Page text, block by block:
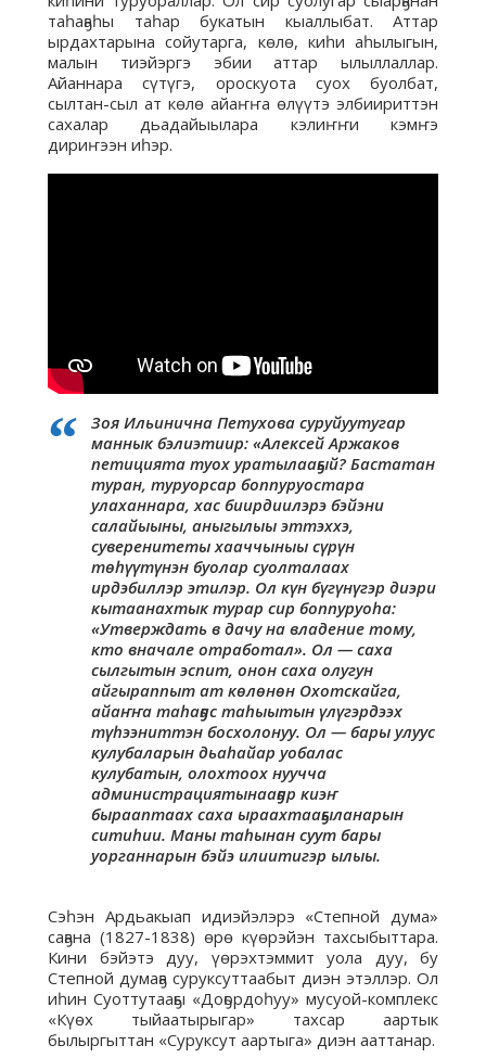
таһаҕаһы таһар букатын кыаллыбат. Аттар
ырдахтарына сойутарга, көлө, киһи аһылыгын,
малын тиэйэргэ эбии аттар ылыллаллар.
Айаннара сүтүгэ, ороскуота суох буолбат,
сылтан-сыл ат көлө айаҥҥа өлүүтэ элбиириттэн
сахалар дьадайыылара кэлиҥҥи кэмҥэ
дириҥээн иһэр.
Зоя Ильинична Петухова суруйуутугар
маннык бэлиэтиир: «Алексей Аржаков
петицията туох уратылааҕый? Бастатан
туран, туруорсар боппуруостара
улаханнара, хас биирдиилэрэ бэйэни
салайыыны, аныгылыы эттэххэ,
суверенитеты хааччыныы сүрүн
төһүүтүнэн буолар суолталаах
ирдэбиллэр этилэр. Ол күн бүгүнүгэр диэри
кытаанахтык турар сир боппуруоһа:
«Утверждать в дачу на владение тому,
кто вначале отработал». Ол — саха
сылгытын эспит, онон саха олугун
айгыраппыт ат көлөнөн Охотскайга,
айаҥҥа таһаҕас таһыытын үлүгэрдээх
түһээниттэн босхолонуу. Ол — бары улуус
кулубаларын дьаһайар уобалас
кулубатын, олохтоох нуучча
администрациятынааҕар киэҥ
бырааптаах саха ыраахтааҕыланарын
ситиһии. Маны таһынан суут бары
уорганнарын бэйэ илиитигэр ылыы.
Сэһэн Ардьакыап идиэйэлэрэ «Степной дума»
саҕана (1827-1838) өрө күөрэйэн тахсыбыттара.
Кини бэйэтэ дуу, үөрэхтэммит уола дуу, бу
Степной думаҕа суруксуттаабыт диэн этэллэр. Ол
иһин Суоттутааҕы «Доҕордоһуу» мусуой-комплекс
«Күөх тыйаатырыгар» тахсар аартык
былыргыттан «Суруксут аартыга» диэн ааттанар.